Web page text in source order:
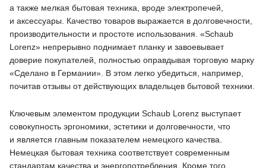
а также мелкая бытовая техника, вроде электропечей,
и аксессуары. Качество товаров выражается в долговечности,
производительности и простоте использования. «Schaub
Lorenz» непрерывно поднимает планку и завоевывает
доверие покупателей, полностью оправдывая торговую марку
«Сделано в Германии». В этом легко убедиться, например,
почитав отзывы от действующих владельцев бытовой техники.
Ключевым элементом продукции Schaub Lorenz выступает
совокупность эргономики, эстетики и долговечности, что
и является главным показателем немецкого качества.
Немецкая бытовая техника соответствует современным
стандартам качества и энергопотребления. Кроме того,